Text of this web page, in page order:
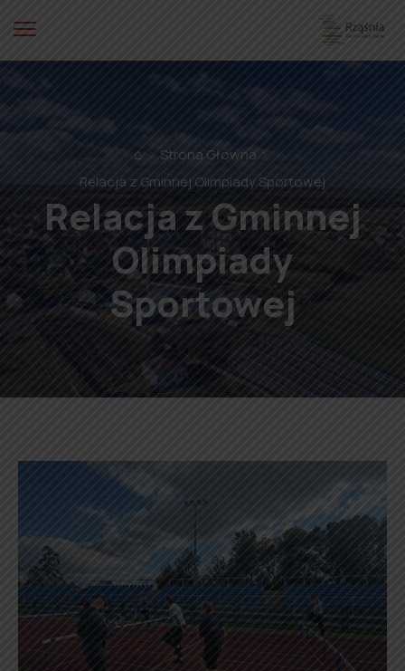
⌂
Strona Główna
Relacja z Gminnej Olimpiady Sportowej
Relacja z Gminnej
Olimpiady
Sportowej